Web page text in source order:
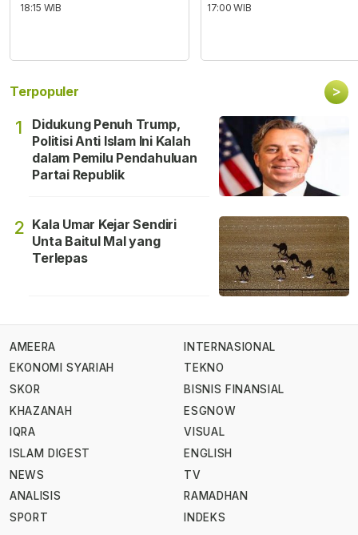
18:15 WIB
17:00 WIB
Terpopuler >
1
Didukung Penuh Trump,
Politisi Anti Islam Ini Kalah
dalam Pemilu Pendahuluan
Partai Republik
2 Kala Umar Kejar Sendiri
Unta Baitul Mal yang
Terlepas
AMEERA
EKONOMI SYARIAH
SKOR
KHAZANAH
IQRA
ISLAM DIGEST
NEWS
ANALISIS
SPORT
INTERNASIONAL
TEKNO
BISNIS FINANSIAL
ESGNOW
VISUAL
ENGLISH
TV
RAMADHAN
INDEKS